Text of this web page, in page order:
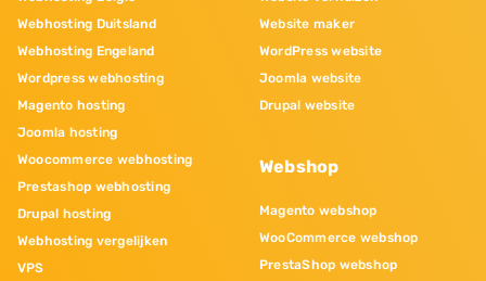
Webhosting Duitsland
Webhosting Engeland
Wordpress webhosting
Magento hosting
Joomla hosting
Woocommerce webhosting
Prestashop webhosting
Drupal hosting
Webhosting vergelijken
VPS
Website maker
WordPress website
Joomla website
Drupal website
Webshop
Magento webshop
WooCommerce webshop
PrestaShop webshop